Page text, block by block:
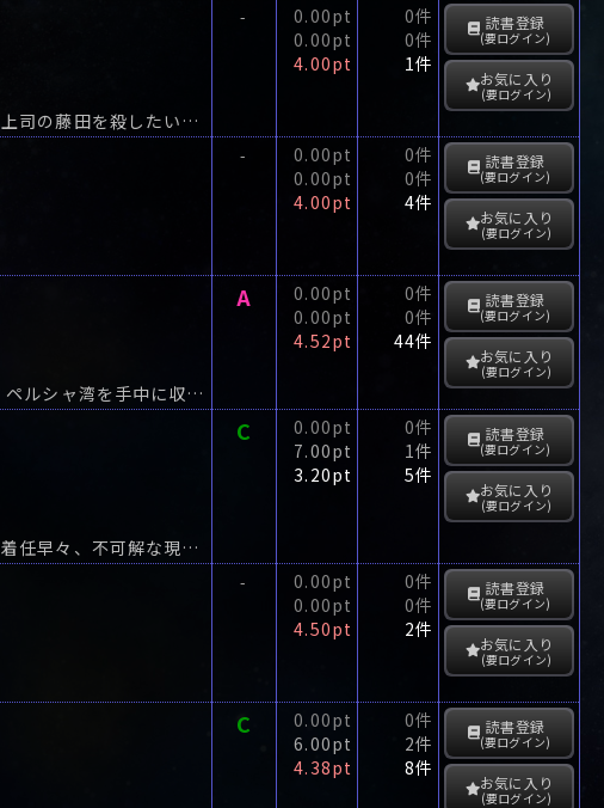
見知らぬ男から完全犯罪殺人の方法を囁かれた坂田陽三。彼は酔った勢いで上司の藤田を殺したいと洩らす。
-
0.00pt
0.00pt
4.00pt
0件
0件
1件
読書登録
(要ログイン)
お気に入り
(要ログイン)
-
0.00pt
0.00pt
4.00pt
0件
0件
4件
読書登録
(要ログイン)
お気に入り
(要ログイン)
ソ連、イランに侵攻す!イランを支配下に置いてイラクとの共同国家を作り、ペルシャ湾を手中に収めんとする恐るべき“フェザー作戦”。
A
0.00pt
0.00pt
4.52pt
0件
0件
44件
読書登録
(要ログイン)
お気に入り
(要ログイン)
ベテラン入江鉄郎警部は、大物政治家が絡む犯罪から田舎町に飛ばされた。着任早々、不可解な現象が生じ始めた。
C
0.00pt
7.00pt
3.20pt
0件
1件
5件
読書登録
(要ログイン)
お気に入り
(要ログイン)
-
0.00pt
0.00pt
4.50pt
0件
0件
2件
読書登録
(要ログイン)
お気に入り
(要ログイン)
C
0.00pt
6.00pt
4.38pt
0件
2件
8件
読書登録
(要ログイン)
お気に入り
(要ログイン)